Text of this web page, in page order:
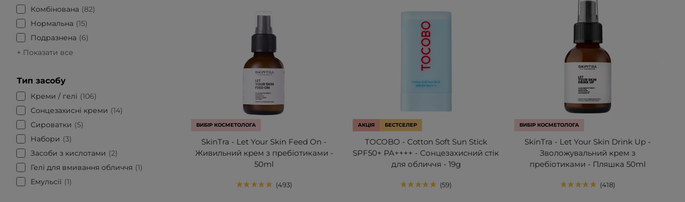
Комбінована
82
Нормальна
15
Подразнена
6
+ Показати все
Тип засобу
Креми / гелі
106
Сонцезахисні креми
14
Сироватки
5
Набори
3
Засоби з кислотами
2
Гелі для вмивання обличчя
1
Емульсії 1
ВИБІР КОСМЕТОЛОГА
SkinTra - Let Your Skin Feed On -
Живильний крем з пребіотиками -
50ml
493
АКЦІЯ БЕСТСЕЛЕР
TOCOBO - Cotton Soft Sun Stick
SPF50+ PA++++ - Сонцезахисний стік
для обличчя - 19g
59
ВИБІР КОСМЕТОЛОГА
SkinTra - Let Your Skin Drink Up -
Зволожувальний крем з
пребіотиками - Пляшка 50ml
418